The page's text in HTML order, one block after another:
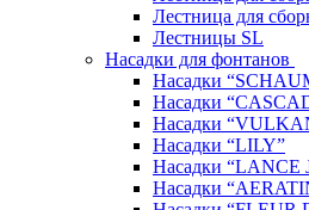
Лестница для
Лестницы SL
Насадки для фонтанов
Насадки
Насадки
Насадки
Насадки “LILY”
Насадки “LANCE
Насадки